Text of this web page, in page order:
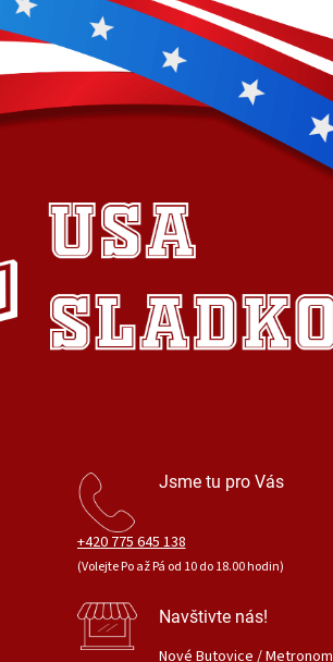
Jsme tu pro Vás
+420 775 645 138
(Volejte Po až Pá od 10 do 18.00 hodin)
Navštivte nás!
Nové Butovice / Metronom